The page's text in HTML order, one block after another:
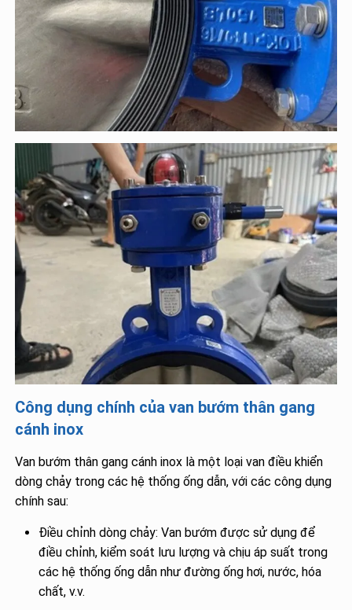
Công dụng chính của van bướm thân gang
cánh inox
Van bướm thân gang cánh inox là một loại van điều khiển
dòng chảy trong các hệ thống ống dẫn, với các công dụng
chính sau:
Điều chỉnh dòng chảy: Van bướm được sử dụng để
điều chỉnh, kiểm soát lưu lượng và chịu áp suất trong
các hệ thống ống dẫn như đường ống hơi, nước, hóa
chất, v.v.